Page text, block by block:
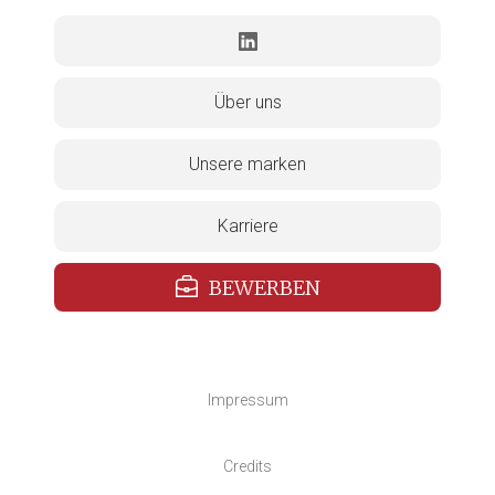
Über uns
Unsere marken
Karriere
BEWERBEN
Impressum
Credits